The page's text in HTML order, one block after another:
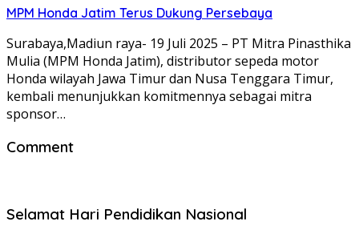
MPM Honda Jatim Terus Dukung Persebaya
Surabaya,Madiun raya- 19 Juli 2025 – PT Mitra Pinasthika
Mulia (MPM Honda Jatim), distributor sepeda motor
Honda wilayah Jawa Timur dan Nusa Tenggara Timur,
kembali menunjukkan komitmennya sebagai mitra
sponsor…
Comment
Selamat Hari Pendidikan Nasional